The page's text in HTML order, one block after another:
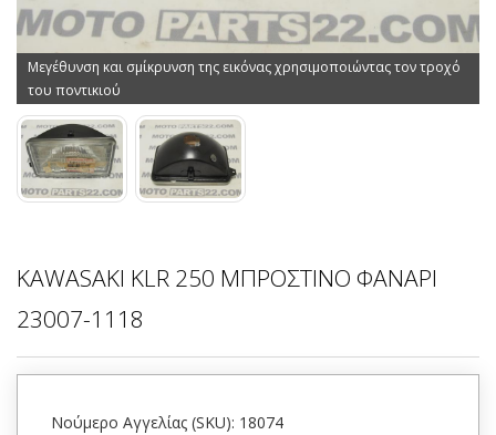
Μεγέθυνση και σμίκρυνση της εικόνας χρησιμοποιώντας τον τροχό
του ποντικιού
KAWASAKI KLR 250 ΜΠΡΟΣΤΙΝΟ ΦΑΝΑΡΙ
23007-1118
Νούμερο Αγγελίας (SKU): 18074